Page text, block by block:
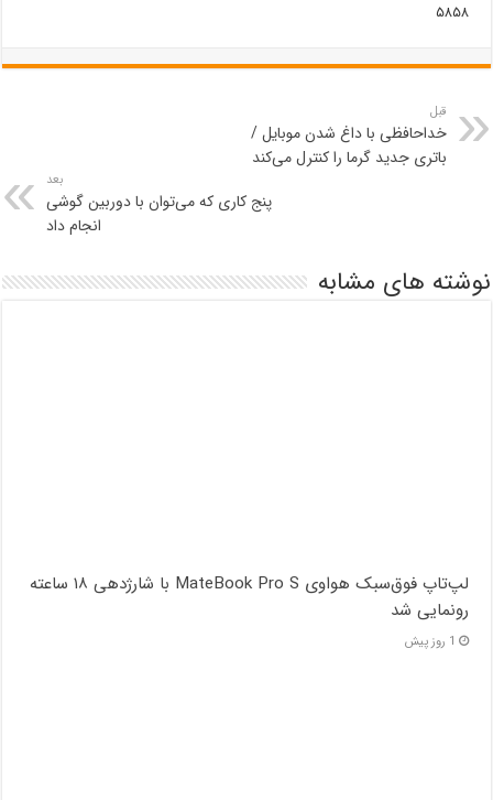
۵۸۵۸
قبل
خداحافظی با داغ شدن موبایل /
باتری جدید گرما را کنترل می‌کند
بعد
پنج کاری که می‌توان با دوربین گوشی
انجام داد
نوشته های مشابه
لپ‌تاپ فوق‌سبک هواوی MateBook Pro S با شارژدهی ۱۸ ساعته
رونمایی شد
1 روز پیش